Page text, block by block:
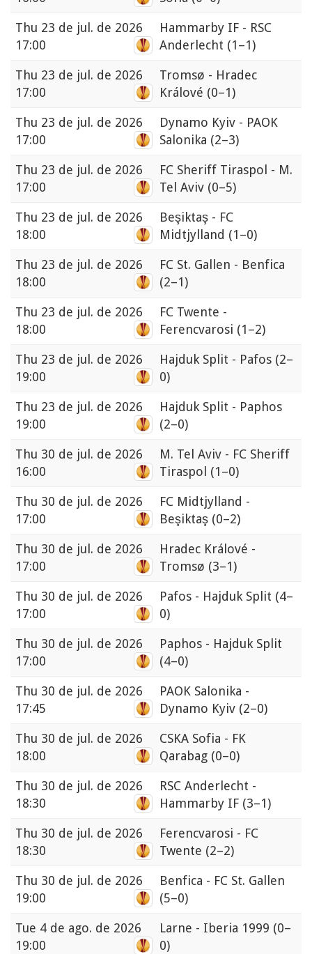
Thu 23 de jul. de 2026
17:00
Hammarby IF - RSC
Anderlecht (1–1)
Thu 23 de jul. de 2026
17:00
Tromsø - Hradec
Králové (0–1)
Thu 23 de jul. de 2026
17:00
Dynamo Kyiv - PAOK
Salonika (2–3)
Thu 23 de jul. de 2026
17:00
FC Sheriff Tiraspol - M.
Tel Aviv (0–5)
Thu 23 de jul. de 2026
18:00
Beşiktaş - FC
Midtjylland (1–0)
Thu 23 de jul. de 2026
18:00
FC St. Gallen - Benfica
(2–1)
Thu 23 de jul. de 2026
18:00
FC Twente -
Ferencvarosi (1–2)
Thu 23 de jul. de 2026
19:00
Hajduk Split - Pafos (2–
0)
Thu 23 de jul. de 2026
19:00
Hajduk Split - Paphos
(2–0)
Thu 30 de jul. de 2026
16:00
M. Tel Aviv - FC Sheriff
Tiraspol (1–0)
Thu 30 de jul. de 2026
17:00
FC Midtjylland -
Beşiktaş (0–2)
Thu 30 de jul. de 2026
17:00
Hradec Králové -
Tromsø (3–1)
Thu 30 de jul. de 2026
17:00
Pafos - Hajduk Split (4–
0)
Thu 30 de jul. de 2026
17:00
Paphos - Hajduk Split
(4–0)
Thu 30 de jul. de 2026
17:45
PAOK Salonika -
Dynamo Kyiv (2–0)
Thu 30 de jul. de 2026
18:00
CSKA Sofia - FK
Qarabag (0–0)
Thu 30 de jul. de 2026
18:30
RSC Anderlecht -
Hammarby IF (3–1)
Thu 30 de jul. de 2026
18:30
Ferencvarosi - FC
Twente (2–2)
Thu 30 de jul. de 2026
19:00
Benfica - FC St. Gallen
(5–0)
Tue 4 de ago. de 2026
19:00
Larne - Iberia 1999 (0–
0)